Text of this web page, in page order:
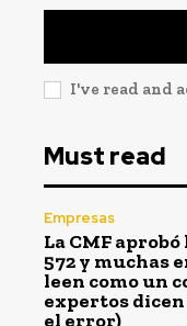
I've read and
Must read
Empresas
La CMF aprobó
572 y muchas
leen como un
expertos
el error)